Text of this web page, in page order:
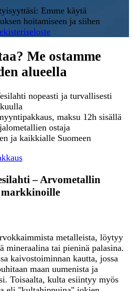
Emme käytä
hoitamiseen ja siihen
Me ostamme
alueella
nopeasti ja turvallisesti
maksu 12h sisällä
ostaja
ja kaikkialle Suomeen
– Arvometallin
markkinoille
metalleista, löytyy
mineraalina tai pieninä palasina.
kaivostoiminnan kautta, jossa
maan uumenista ja
Toisaalta, kulta esiintyy myös